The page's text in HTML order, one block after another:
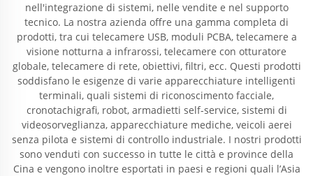
nell'integrazione di sistemi, nelle vendite e nel supporto
tecnico. La nostra azienda offre una gamma completa di
prodotti, tra cui telecamere USB, moduli PCBA, telecamere a
visione notturna a infrarossi, telecamere con otturatore
globale, telecamere di rete, obiettivi, filtri, ecc. Questi prodotti
soddisfano le esigenze di varie apparecchiature intelligenti
terminali, quali sistemi di riconoscimento facciale,
cronotachigrafi, robot, armadietti self-service, sistemi di
videosorveglianza, apparecchiature mediche, veicoli aerei
senza pilota e sistemi di controllo industriale. I nostri prodotti
sono venduti con successo in tutte le città e province della
Cina e vengono inoltre esportati in paesi e regioni quali l’Asia